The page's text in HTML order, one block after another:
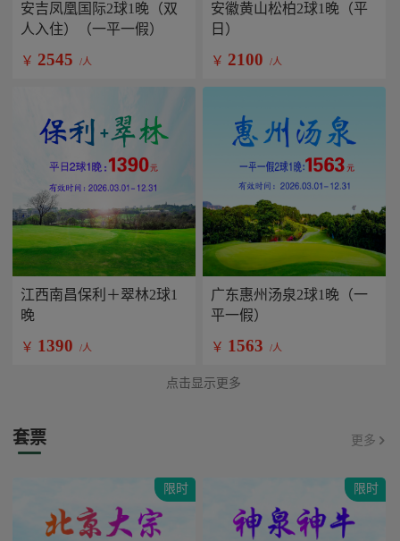
安吉凤凰国际2球1晚（双
人入住）（一平一假）
￥ 2545 /人
安徽黄山松柏2球1晚（平
日）
￥ 2100 /人
江西南昌保利＋翠林2球1
晚
￥ 1390 /人
广东惠州汤泉2球1晚（一
平一假）
￥ 1563 /人
点击显示更多
套票 更多
限时 限时